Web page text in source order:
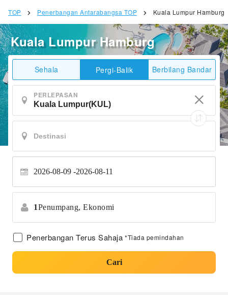
TOP Penerbangan Antarabangsa TOP Kuala Lumpur Hamburg
Kuala Lumpur Hamburg
Sehala Pergi-Balik Berbilang Bandar
PERLEPASAN
2026-08-09 2026-08-11
1Penumpang, Ekonomi
Penerbangan Terus Sahaja *Tiada pemindahan
Cari